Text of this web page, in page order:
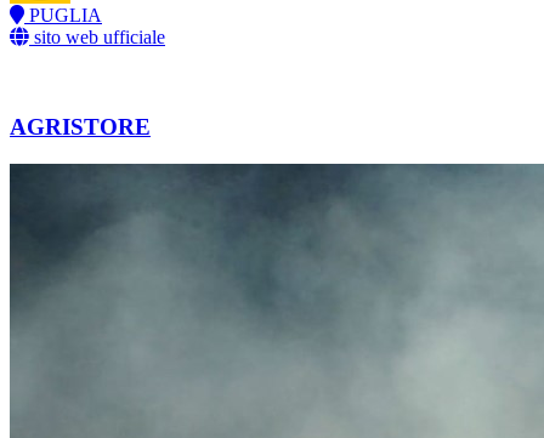
PUGLIA
sito web ufficiale
AGRISTORE